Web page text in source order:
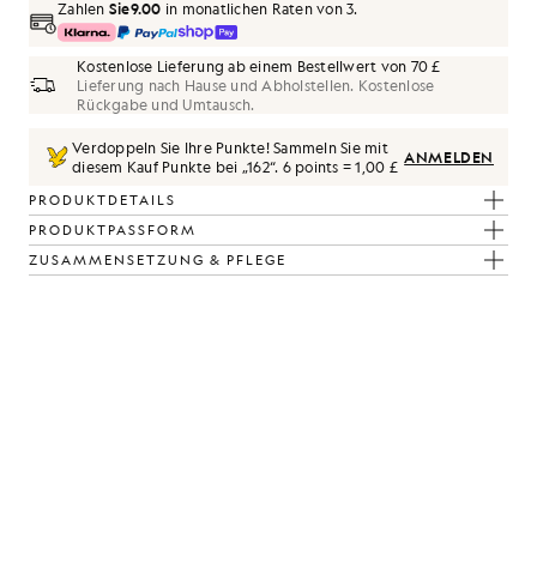
Zahlen Sie9.00 in monatlichen Raten von 3.
Kostenlose Lieferung ab einem Bestellwert von 70 £
Lieferung nach Hause und Abholstellen. Kostenlose
Rückgabe und Umtausch.
Verdoppeln Sie Ihre Punkte! Sammeln Sie mit
diesem Kauf Punkte bei „162“. 6 points = 1,00 £ ANMELDEN
PRODUKTDETAILS
PRODUKTPASSFORM
ZUSAMMENSETZUNG & PFLEGE